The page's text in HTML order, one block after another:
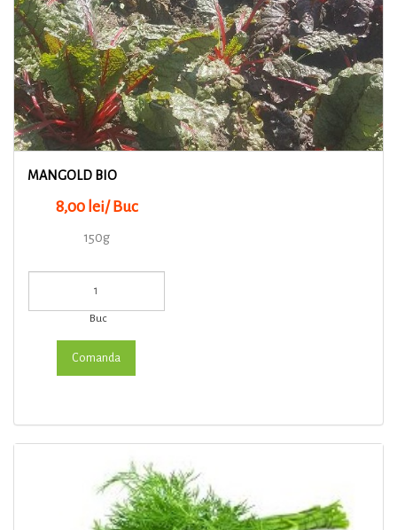
MANGOLD BIO
8,00 lei/ Buc
150g
Buc